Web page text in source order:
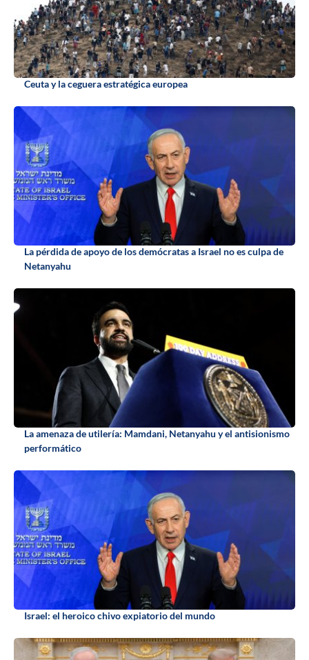
Ceuta y la ceguera estratégica europea
La pérdida de apoyo de los demócratas a Israel no es culpa de
Netanyahu
La amenaza de utilería: Mamdani, Netanyahu y el antisionismo
performático
Israel: el heroico chivo expiatorio del mundo